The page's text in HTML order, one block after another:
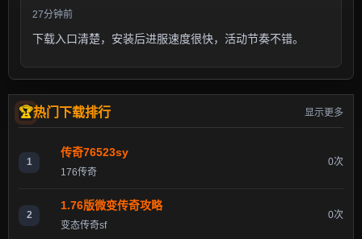
27分钟前
下载入口清楚，安装后进服速度很快，活动节奏不错。
热门下载排行 显示更多
1
传奇76523sy
176传奇
0次
2
1.76版微变传奇攻略
变态传奇sf
0次